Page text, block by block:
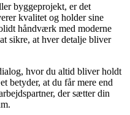
byggeprojekt, er det
kvalitet og holder sine
håndværk med moderne
sikre, at hver detalje bliver
hvor du altid bliver holdt
betyder, at du får mere end
der sætter din